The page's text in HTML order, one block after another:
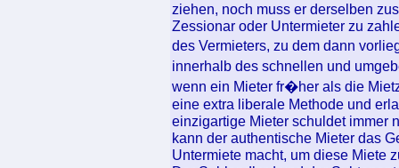
ziehen, noch muss er derselben
Zessionar oder Untermieter zu
des Vermieters, zu dem dann
innerhalb des schnellen und
wenn ein Mieter fr�her als die
eine extra liberale Methode und
einzigartige Mieter schuldet immer
kann der authentische Mieter das
Untermiete macht, um diese Miete